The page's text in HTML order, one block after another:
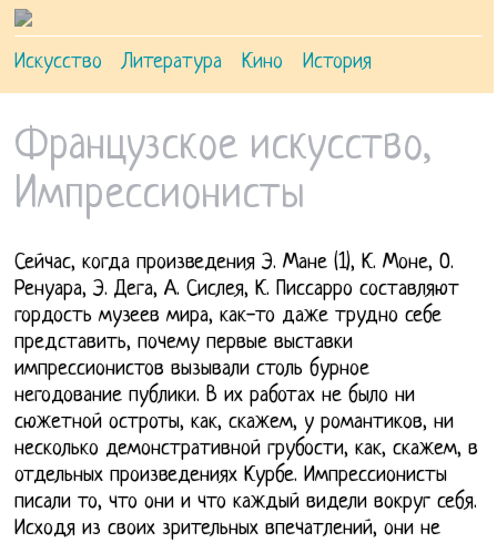
Искусство Литература Кино История
Французское искусство,
Импрессионисты
Сейчас, когда произведения Э. Мане (1), К. Моне, О.
Ренуара, Э. Дега, А. Сислея, К. Писсарро составляют
гордость музеев мира, как-то даже трудно себе
представить, почему первые выставки
импрессионистов вызывали столь бурное
негодование публики. В их работах не было ни
сюжетной остроты, как, скажем, у романтиков, ни
несколько демонстративной грубости, как, скажем, в
отдельных произведениях Курбе. Импрессионисты
писали то, что они и что каждый видели вокруг себя.
Исходя из своих зрительных впечатлений, они не